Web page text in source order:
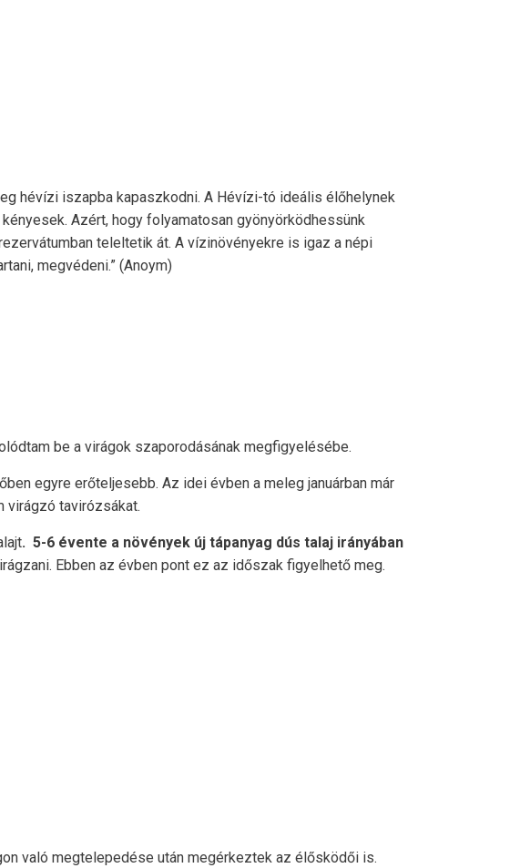
hévízi iszapba kapaszkodni. A Hévízi-tó ideális élőhelynek
Azért, hogy folyamatosan gyönyörködhessünk
teleltetik át. A vízinövényekre is igaz a népi
megvédeni.” (Anoym)
be a virágok szaporodásának megfigyelésébe.
egyre erőteljesebb. Az idei évben a meleg januárban már
virágzó tavirózsákat.
. 5-6 évente a növények új tápanyag dús talaj irányában
Ebben az évben pont ez az időszak figyelhető meg.
való megtelepedése után megérkeztek az élősködői is.